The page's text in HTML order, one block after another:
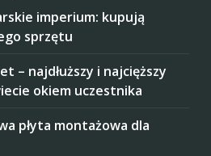
imperium: kupują
sprzętu
– najdłuższy i najcięższy
okiem uczestnika
płyta montażowa dla